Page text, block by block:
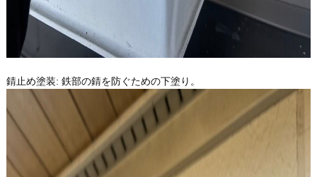
錆止め塗装: 鉄部の錆を防ぐための下塗り。